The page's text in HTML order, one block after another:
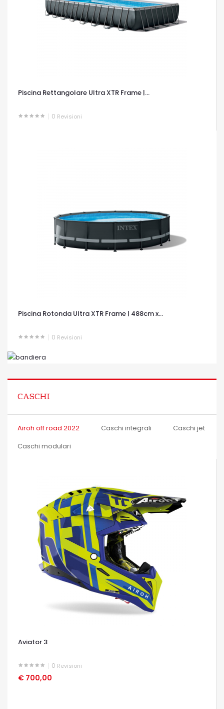
Piscina Rettangolare Ultra XTR Frame |...
0 Revisioni
OCCHIATA VELOCE
Piscina Rotonda Ultra XTR Frame | 488cm x...
0 Revisioni
OCCHIATA VELOCE
CASCHI
Airoh off road 2022 Caschi integrali
Caschi jet
Caschi modulari
Aviator 3
0 Revisioni
€ 700,00
OCCHIATA VELOCE